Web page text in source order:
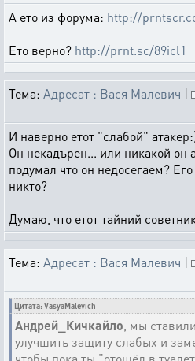
А ето из форума: http://
Ето верно? http://prnt.sc/89icl1
Тема: Адресат : Вася Малевич |
И наверно етот "слабой"
Он некадърен... или никакой он
подумал что он недосегаем?
никто?
Думаю, что етот тайний
Тема: Адресат : Вася Малевич |
Цитата: VasyaMalevich
Андрей_Кичкайло , мы
улучшить защиту слабых и